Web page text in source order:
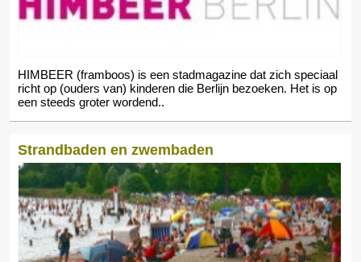
HIMBEER (framboos) is een stadmagazine dat zich speciaal
richt op (ouders van) kinderen die Berlijn bezoeken. Het is op
een steeds groter wordend..
Strandbaden en zwembaden